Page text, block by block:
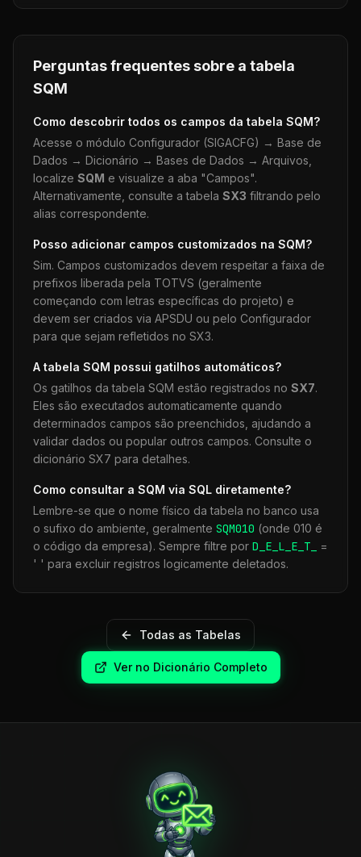
Perguntas frequentes sobre a tabela
SQM
Como descobrir todos os campos da tabela SQM?
Acesse o módulo Configurador (SIGACFG) → Base de
Dados → Dicionário → Bases de Dados → Arquivos,
localize SQM e visualize a aba "Campos".
Alternativamente, consulte a tabela SX3 filtrando pelo
alias correspondente.
Posso adicionar campos customizados na SQM?
Sim. Campos customizados devem respeitar a faixa de
prefixos liberada pela TOTVS (geralmente
começando com letras específicas do projeto) e
devem ser criados via APSDU ou pelo Configurador
para que sejam refletidos no SX3.
A tabela SQM possui gatilhos automáticos?
Os gatilhos da tabela SQM estão registrados no SX7.
Eles são executados automaticamente quando
determinados campos são preenchidos, ajudando a
validar dados ou popular outros campos. Consulte o
dicionário SX7 para detalhes.
Como consultar a SQM via SQL diretamente?
Lembre-se que o nome físico da tabela no banco usa
o sufixo do ambiente, geralmente SQM010 (onde 010 é
o código da empresa). Sempre filtre por D_E_L_E_T_
=
' ' para excluir registros logicamente deletados.
Todas as Tabelas
Ver no Dicionário Completo